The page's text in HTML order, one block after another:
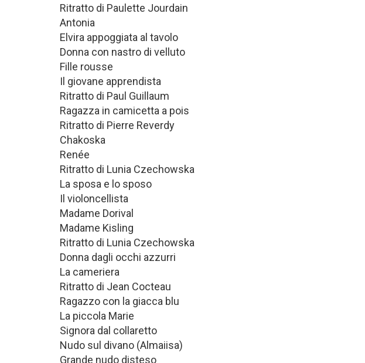
Ritratto di Paulette Jourdain
Antonia
Elvira appoggiata al tavolo
Donna con nastro di velluto
Fille rousse
Il giovane apprendista
Ritratto di Paul Guillaum
Ragazza in camicetta a pois
Ritratto di Pierre Reverdy
Chakoska
Renée
Ritratto di Lunia Czechowska
La sposa e lo sposo
Il violoncellista
Madame Dorival
Madame Kisling
Ritratto di Lunia Czechowska
Donna dagli occhi azzurri
La cameriera
Ritratto di Jean Cocteau
Ragazzo con la giacca blu
La piccola Marie
Signora dal collaretto
Nudo sul divano (Almaiisa)
Grande nudo disteso